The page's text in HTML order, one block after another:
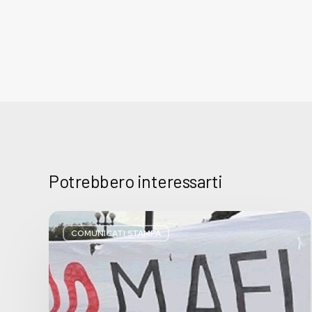
Potrebbero interessarti
COMUNICATI STAMPA
Basta
bugie,
Regione
Lombardia
pratica
l’antimafia